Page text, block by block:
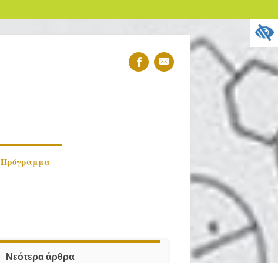
διεύθυνση
Πρόγραμμα
Νεότερα άρθρα